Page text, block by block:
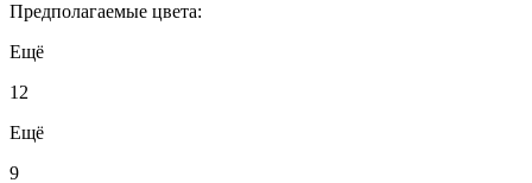
Предполагаемые цвета:
Ещё
12
Ещё
9